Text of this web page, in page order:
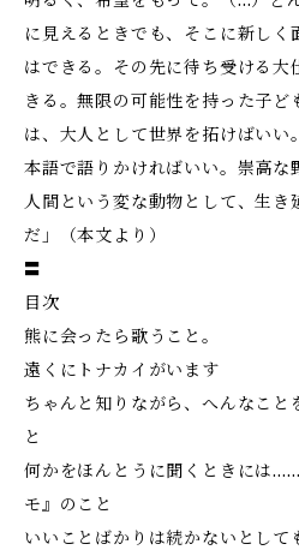
に見えるときでも、そこに新しく
はできる。その先に待ち受ける大
きる。無限の可能性を持った子ど
は、大人として世界を拓けばいい
本語で語りかければいい。崇高な
人間という変な動物として、生き
だ」（本文より）
〓
目次
熊に会ったら歌うこと。
遠くにトナカイがいます
ちゃんと知りながら、へんなこと
と
何かをほんとうに聞くときには
モ』のこと
いいことばかりは続かないとし